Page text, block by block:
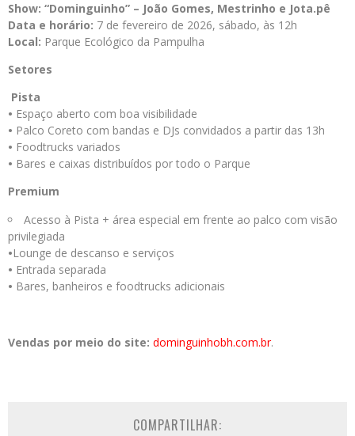
Show: “Dominguinho” – João Gomes, Mestrinho e Jota.pê
Data e horário: 7 de fevereiro de 2026, sábado, às 12h
Local: Parque Ecológico da Pampulha
Setores
Pista
• Espaço aberto com boa visibilidade
• Palco Coreto com bandas e DJs convidados a partir das 13h
• Foodtrucks variados
• Bares e caixas distribuídos por todo o Parque
Premium
Acesso à Pista + área especial em frente ao palco com visão
privilegiada
•Lounge de descanso e serviços
• Entrada separada
• Bares, banheiros e foodtrucks adicionais
Vendas por meio do site: dominguinhobh.com.br.
COMPARTILHAR: